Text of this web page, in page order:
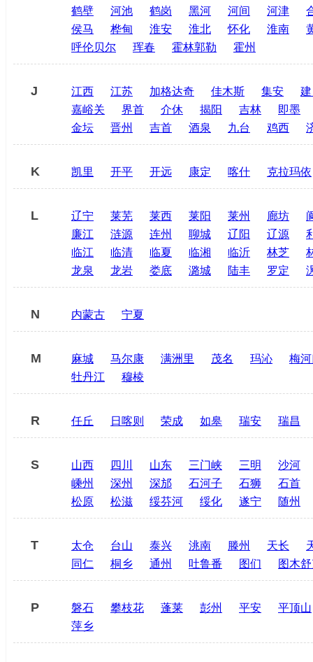
鹤壁
河池 鹤岗 黑河 河间 河津
侯马
桦甸 淮安 淮北 怀化 淮南
呼伦贝尔
珲春 霍林郭勒 霍州
J 江西 江苏 加格达奇 佳木斯 集安
嘉峪关
界首 介休 揭阳 吉林
即墨
金坛
晋州 吉首 酒泉 九台 鸡西
K 凯里 开平 开远 康定 喀什 克拉玛依
L 辽宁 莱芜 莱西 莱阳 莱州 廊坊
廉江
涟源 连州 聊城 辽阳 辽源
临江
临清 临夏 临湘 临沂 林芝
龙泉
龙岩 娄底 潞城 陆丰 罗定
N 内蒙古 宁夏
M 麻城 马尔康 满洲里 茂名 玛沁
梅
牡丹江
穆棱
R 任丘 日喀则 荣成 如皋 瑞安 瑞昌
S 山西 四川 山东 三门峡 三明
沙河
嵊州
深州 深邡 石河子 石狮
石首
松原
松滋 绥芬河 绥化 遂宁 随州
T 太仓 台山 泰兴 洮南 滕州 天长
同仁
桐乡 通州 吐鲁番 图们 图木
P 磐石 攀枝花 蓬莱 彭州 平安
平顶山
萍乡